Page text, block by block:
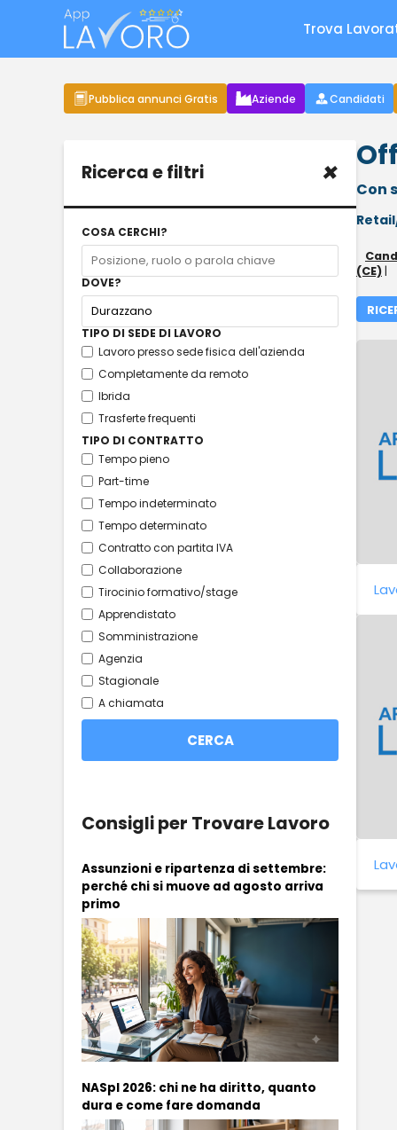
Trova
Pubblica annunci Gratis Aziende Candidati
Ricerca e filtri ×
COSA CERCHI?
DOVE?
TIPO DI SEDE DI LAVORO
Lavoro presso sede fisica dell'azienda
Completamente da remoto
Ibrida
Trasferte frequenti
TIPO DI CONTRATTO
Tempo pieno
Part-time
Tempo indeterminato
Tempo determinato
Contratto con partita IVA
Collaborazione
Tirocinio formativo/stage
Apprendistato
Somministrazione
Agenzia
Stagionale
A chiamata
Consigli per Trovare Lavoro
Assunzioni e ripartenza di settembre:
perché chi si muove ad agosto arriva
primo
NASpI 2026: chi ne ha diritto, quanto
dura e come fare domanda
Con
(CE) |